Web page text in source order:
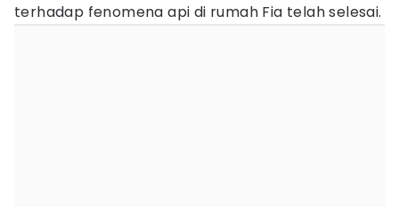
terhadap fenomena api di rumah Fia telah selesai.